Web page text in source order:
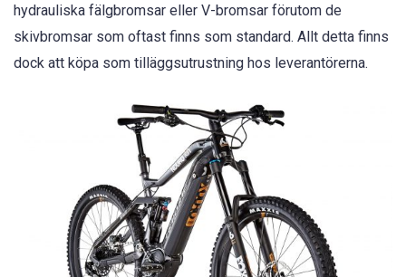
hydrauliska fälgbromsar eller V-bromsar förutom de
skivbromsar som oftast finns som standard. Allt detta finns
dock att köpa som tilläggsutrustning hos leverantörerna.